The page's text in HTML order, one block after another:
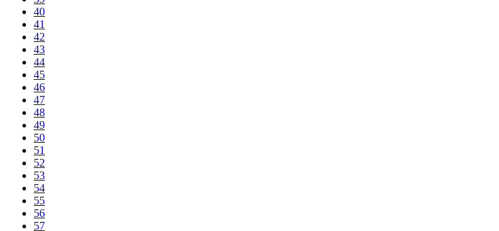
40
41
42
43
44
45
46
47
48
49
50
51
52
53
54
55
56
57